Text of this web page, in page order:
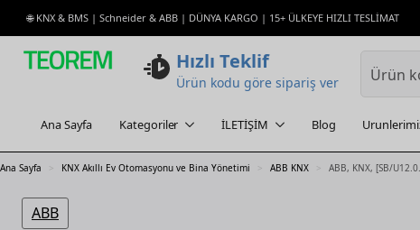
ABB
Ana Sayfa KNX Akıllı Ev Otomasyonu ve Bina Yönetimi ABB KNX ABB, KNX, [SB/
🌐 KNX & BMS | Schneider & ABB | DÜNYA KARGO | 15+ ÜLKEYE HIZLI TESLİMAT
Hızlı Teklif
Ürün kodu göre sipariş ver
Ana Sayfa Kategoriler İLETİŞİM Blog